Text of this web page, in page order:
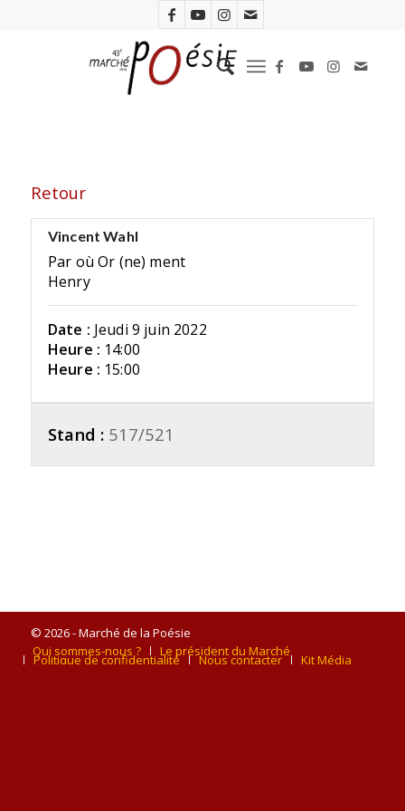
Retour
Vincent Wahl
Par où Or (ne) ment
Henry
Date : Jeudi 9 juin 2022
Heure : 14:00
Heure : 15:00
Stand : 517/521
© 2026 - Marché de la Poésie
Qui sommes-nous ?
Le président du Marché
Politique de confidentialité Nous contacter Kit Média